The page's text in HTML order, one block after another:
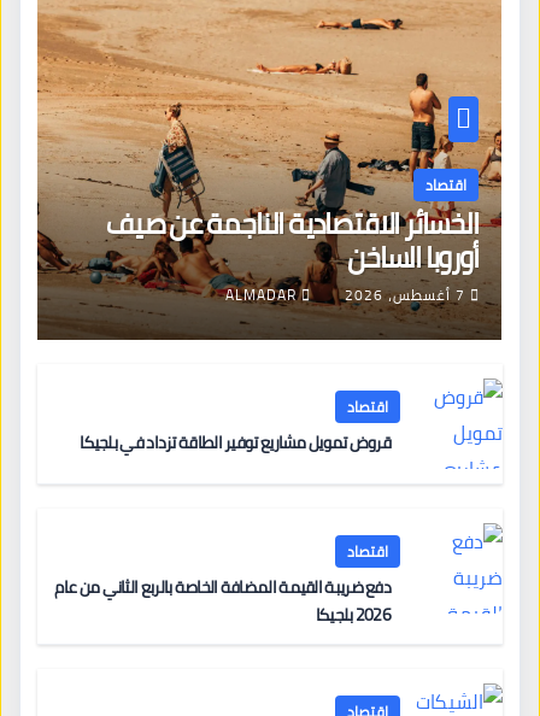
اقتصاد
الخسائر الاقتصادية الناجمة عن صيف
أوروبا الساخن
7 أغسطس، 2026 ALMADAR
اقتصاد
قروض تمويل مشاريع توفير الطاقة تزداد في بلجيكا
اقتصاد
دفع ضريبة القيمة المضافة الخاصة بالربع الثاني من عام
2026 بلجيكا